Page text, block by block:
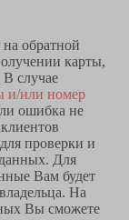
обратной
карты,
В случае
и/или номер
ошибка не
для проверки и
Для
Вам будет
На
Вы сможете